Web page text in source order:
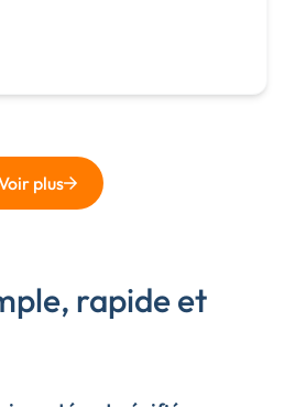
plus
rapide et